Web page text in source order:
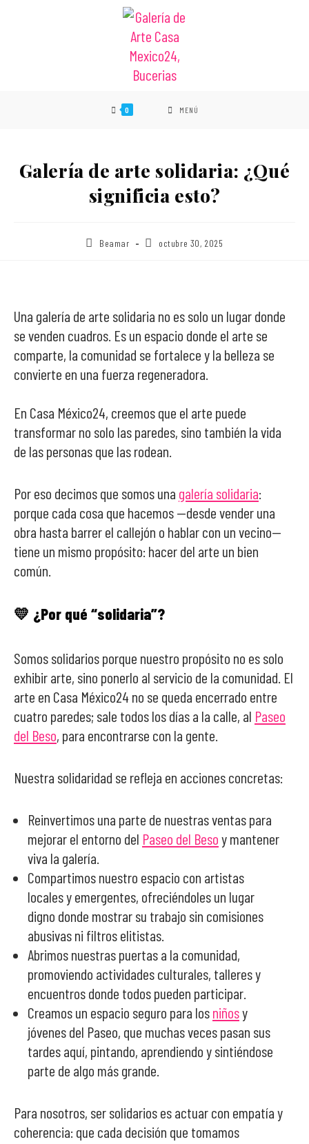
0 MENÚ
Galería de arte solidaria: ¿Qué
significia esto?
Beamar octubre 30, 2025
Una galería de arte solidaria no es solo un lugar donde
se venden cuadros. Es un espacio donde el arte se
comparte, la comunidad se fortalece y la belleza se
convierte en una fuerza regeneradora.
En Casa México24, creemos que el arte puede
transformar no solo las paredes, sino también la vida
de las personas que las rodean.
Por eso decimos que somos una galería solidaria:
porque cada cosa que hacemos —desde vender una
obra hasta barrer el callejón o hablar con un vecino—
tiene un mismo propósito: hacer del arte un bien
común.
💛 ¿Por qué “solidaria”?
Somos solidarios porque nuestro propósito no es solo
exhibir arte, sino ponerlo al servicio de la comunidad. El
arte en Casa México24 no se queda encerrado entre
cuatro paredes; sale todos los días a la calle, al Paseo
del Beso, para encontrarse con la gente.
Nuestra solidaridad se refleja en acciones concretas:
Reinvertimos una parte de nuestras ventas para
mejorar el entorno del Paseo del Besoy mantener
viva la galería.
Compartimos nuestro espacio con artistas
locales y emergentes, ofreciéndoles un lugar
digno donde mostrar su trabajo sin comisiones
abusivas ni filtros elitistas.
Abrimos nuestras puertas a la comunidad,
promoviendo actividades culturales, talleres y
encuentros donde todos pueden participar.
Creamos un espacio seguro para losniñosy
jóvenes del Paseo, que muchas veces pasan sus
tardes aquí, pintando, aprendiendo y sintiéndose
parte de algo más grande.
Para nosotros, ser solidarios es actuar con empatía y
coherencia: que cada decisión que tomamos